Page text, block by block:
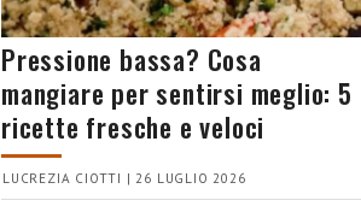
Pressione bassa? Cosa
mangiare per sentirsi meglio: 5
ricette fresche e veloci
LUCREZIA CIOTTI | 26 LUGLIO 2026